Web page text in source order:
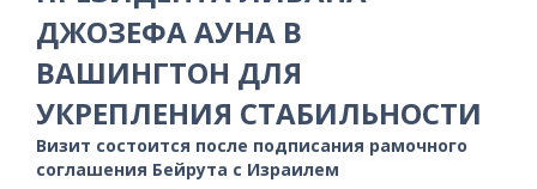
ДЖОЗЕФА АУНА В
ВАШИНГТОН ДЛЯ
УКРЕПЛЕНИЯ СТАБИЛЬНОСТИ
Визит состоится после подписания рамочного
соглашения Бейрута с Израилем